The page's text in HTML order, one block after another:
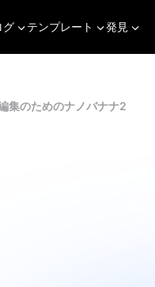
グ テンプレート 発見
集のためのナノバナナ2